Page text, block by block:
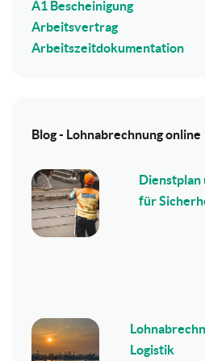
A1 Bescheinigung
Arbeitsvertrag
Arbeitszeitdokumentation
Blog - Lohnabrechnung online
Dienstplan
für
Logistik